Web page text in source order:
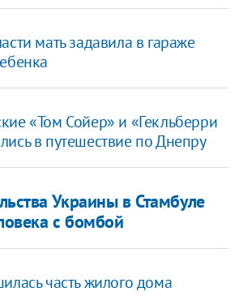
мать задавила в гараже
«Том Сойер» и «Гекльберри
в путешествие по Днепру
Украины в Стамбуле
с бомбой
часть жилого дома